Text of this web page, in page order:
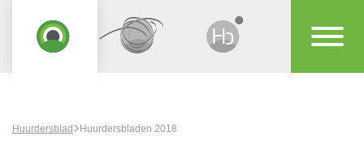
Huurdersblad Huurdersbladen 2018